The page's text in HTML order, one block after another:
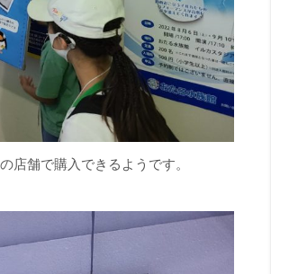
店舗で購入できるようです。